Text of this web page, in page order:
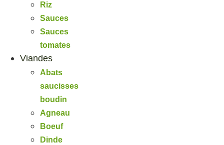
Riz
Sauces
Sauces
tomates
Viandes
Abats
saucisses
boudin
Agneau
Boeuf
Dinde